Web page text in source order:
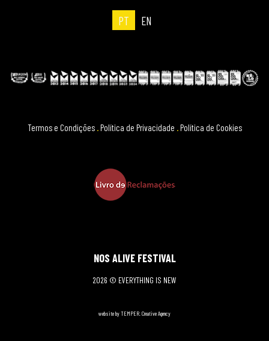
PT EN
Termos e Condições .Política de Privacidade .Política de Cookies
NOS ALIVE FESTIVAL
2026 © EVERYTHING IS NEW
website by TEMPER. Creative Agency